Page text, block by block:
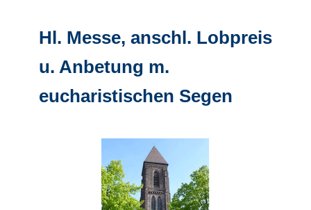
Hl. Messe, anschl. Lobpreis
u. Anbetung m.
eucharistischen Segen